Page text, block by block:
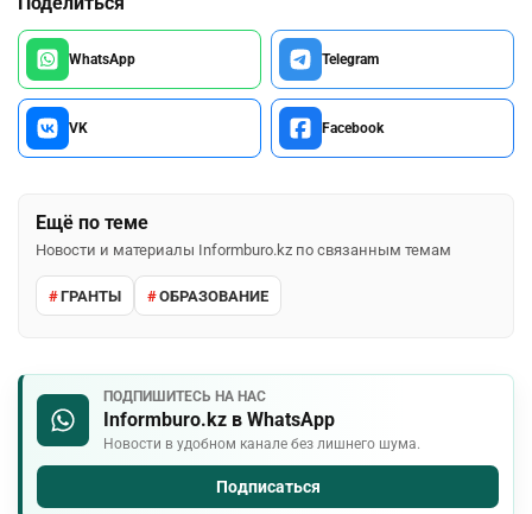
WhatsApp Telegram
VK Facebook
Ещё по теме
Новости и материалы Informburo.kz по связанным темам
ГРАНТЫ ОБРАЗОВАНИЕ
ПОДПИШИТЕСЬ НА НАС
Informburo.kz в WhatsApp
Новости в удобном канале без лишнего шума.
Подписаться